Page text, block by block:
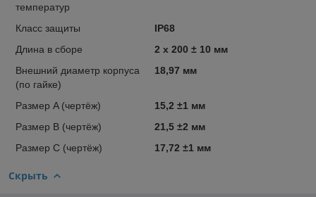
температур
Класс защиты
IP68
Длина в сборе
2 x 200 ± 10 мм
Внешний диаметр корпуса
(по гайке)
18,97 мм
Размер A (чертёж)
15,2 ±1 мм
Размер B (чертёж)
21,5 ±2 мм
Размер C (чертёж)
17,72 ±1 мм
Скрыть